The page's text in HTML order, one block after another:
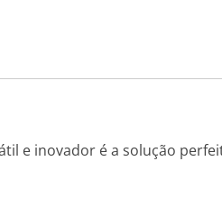
e inovador é a solução